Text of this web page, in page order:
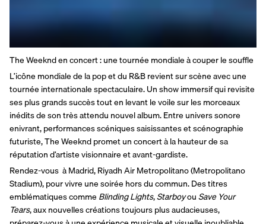
The Weeknd en concert : une tournée mondiale à couper le souffle
L’icône mondiale de la pop et du R&B revient sur scène avec une
tournée internationale spectaculaire. Un show immersif qui revisite
ses plus grands succès tout en levant le voile sur les morceaux
inédits de son très attendu nouvel album. Entre univers sonore
enivrant, performances scéniques saisissantes et scénographie
futuriste, The Weeknd promet un concert à la hauteur de sa
réputation d’artiste visionnaire et avant-gardiste.
Rendez-vous  à Madrid, Riyadh Air Metropolitano (Metropolitano
Stadium), pour vivre une soirée hors du commun. Des titres
emblématiques comme Blinding Lights, Starboy ou Save Your
Tears, aux nouvelles créations toujours plus audacieuses,